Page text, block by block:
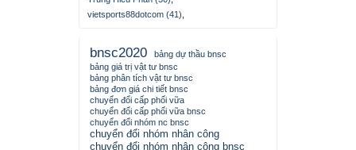
vietsports88dotcom (41)
bnsc2020
bảng dự thầu bnsc
bảng giá trị vật tư bnsc
bảng phân tích vật tư bnsc
bảng đơn giá chi tiết bnsc
chuyển đổi cấp phối vữa
chuyển đổi cấp phối vữa bnsc
chuyển đổi nhóm nc bnsc
chuyển đổi nhóm nhân công
chuyển đổi nhóm nhân công bnsc